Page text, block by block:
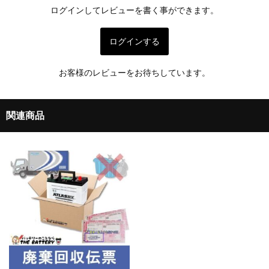
ログインしてレビューを書く事ができます。
ログインする
お客様のレビューをお待ちしています。
関連商品